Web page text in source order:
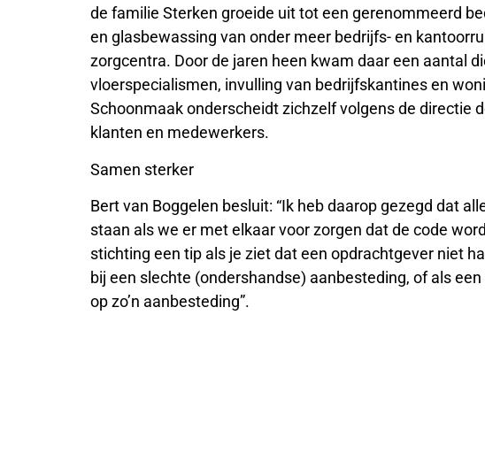
de familie Sterken groeide uit tot een gerenommeerd
en glasbewassing van onder meer bedrijfs- en
zorgcentra. Door de jaren heen kwam daar een aantal
vloerspecialismen, invulling van bedrijfskantines en
Schoonmaak onderscheidt zichzelf volgens de directie
klanten en medewerkers.
Samen sterker
Bert van Boggelen besluit: “Ik heb daarop gezegd dat
staan als we er met elkaar voor zorgen dat de code
stichting een tip als je ziet dat een opdrachtgever niet
bij een slechte (ondershandse) aanbesteding, of als
op zo’n aanbesteding”.